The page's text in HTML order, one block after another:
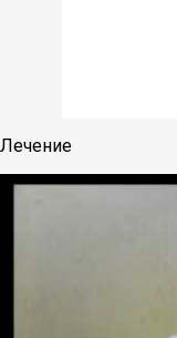
Лечение